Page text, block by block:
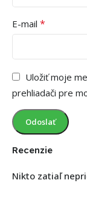
Recenzie
Nikto zatiaľ
E-mail *
Uložiť moje
prehliadači pre